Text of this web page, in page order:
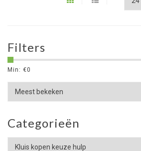
Filters
Min: €0
Categorieën